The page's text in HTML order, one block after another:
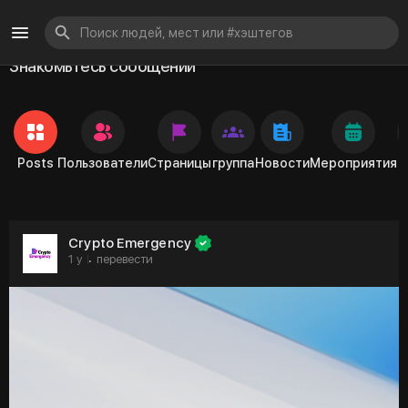
Знакомьтесь сообщений
Posts ПользователиСтраницыгруппаНовостиМероприятия
Crypto Emergency
1 y · перевести